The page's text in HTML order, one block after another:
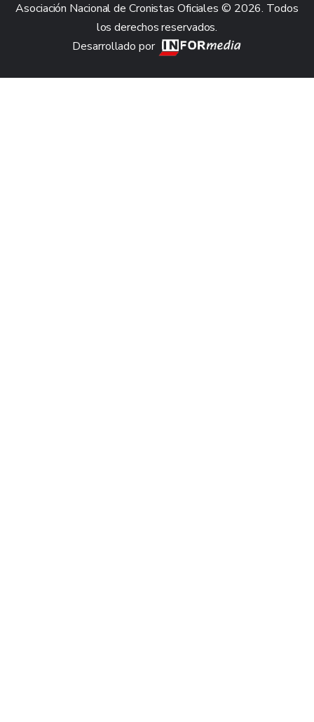
Asociación Nacional de Cronistas Oficiales © 2026. Todos
los derechos reservados.
Desarrollado por